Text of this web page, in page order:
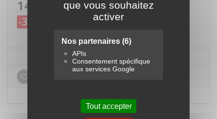
que vous souhaitez
activer
Nos partenaires (6)
APIs
Consentement spécifique
aux services Google
Tout accepter
149,00 €TTC
-31,00 € TTC